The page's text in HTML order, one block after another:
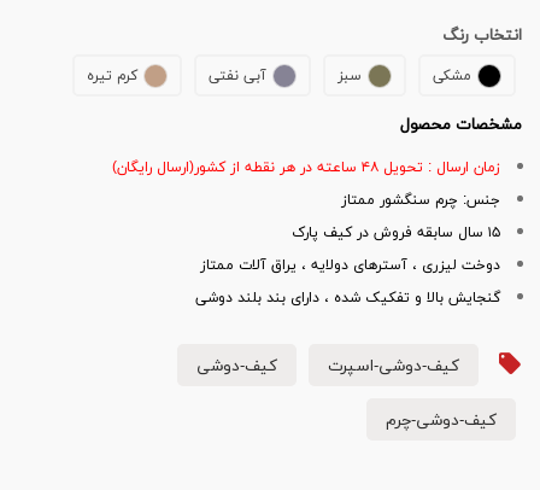
انتخاب رنگ
مشکی سبز آبی نفتی کرم تیره
مشخصات محصول
زمان ارسال : تحویل ۴۸ ساعته در هر نقطه از کشور(ارسال رایگان)
جنس: چرم سنگشور ممتاز
۱۵ سال سابقه فروش در کیف پارک
دوخت لیزری ، آسترهای دولایه ، یراق آلات ممتاز
گنجایش بالا و تفکیک شده ، دارای بند بلند دوشی
کیف-دوشی-اسپرت
کیف-دوشی
کیف-دوشی-چرم